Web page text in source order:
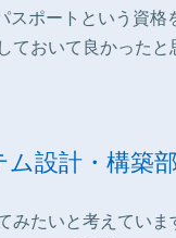
スポートという資
ておいて良かったと
設計・構築
たいと考えていま